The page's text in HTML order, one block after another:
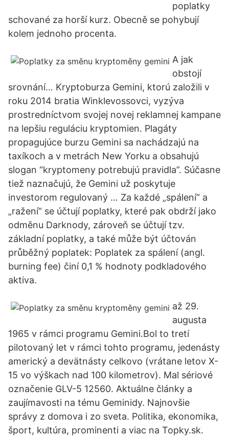
poplatky
schované za horší kurz. Obecně se pohybují
kolem jednoho procenta.
A jak
obstojí
srovnání… Kryptoburza Gemini, ktorú založili v
roku 2014 bratia Winklevossovci, vyzýva
prostredníctvom svojej novej reklamnej kampane
na lepšiu reguláciu kryptomien. Plagáty
propagujúce burzu Gemini sa nachádzajú na
taxíkoch a v metrách New Yorku a obsahujú
slogan “kryptomeny potrebujú pravidla”. Súčasne
tiež naznačujú, že Gemini už poskytuje
investorom regulovaný … Za každé „spálení“ a
„ražení“ se účtují poplatky, které pak obdrží jako
odměnu Darknody, zároveň se účtují tzv.
základní poplatky, a také může být účtován
průběžný poplatek: Poplatek za spálení (angl.
burning fee) činí 0,1 % hodnoty podkladového
aktiva.
až 29.
augusta
1965 v rámci programu Gemini.Bol to tretí
pilotovaný let v rámci tohto programu, jedenásty
americký a devätnásty celkovo (vrátane letov X-
15 vo výškach nad 100 kilometrov). Mal sériové
označenie GLV-5 12560. Aktuálne články a
zaujímavosti na tému Geminidy. Najnovšie
správy z domova i zo sveta. Politika, ekonomika,
šport, kultúra, prominenti a viac na Topky.sk.